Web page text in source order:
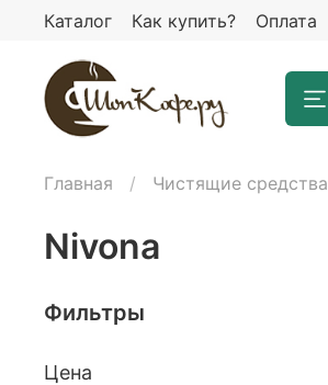
Каталог Как купить? Оплата
Главная Чистящие средства
Nivona
Фильтры
Цена